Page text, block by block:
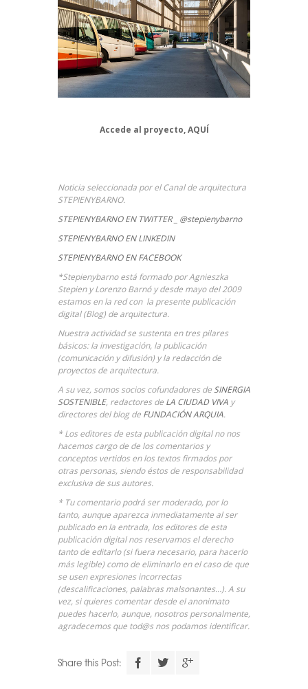
Accede al proyecto,AQUÍ
Noticia seleccionada por el Canal de arquitectura
STEPIENYBARNO.
STEPIENYBARNO EN TWITTER _ @stepienybarno
STEPIENYBARNO EN LINKEDIN
STEPIENYBARNO EN FACEBOOK
*Stepienybarno está formado por Agnieszka
Stepien y Lorenzo Barnó y desde mayo del 2009
estamos en la red con la presente publicación
digital (Blog) de arquitectura.
Nuestra actividad se sustenta en tres pilares
básicos: la investigación, la publicación
(comunicación y difusión) y la redacción de
proyectos de arquitectura.
A su vez, somos socios cofundadores deSINERGIA
SOSTENIBLE, redactores de LA CIUDAD VIVA y
directores del blog de FUNDACIÓN ARQUIA.
* Los editores de esta publicación digital no nos
hacemos cargo de de los comentarios y
conceptos vertidos en los textos firmados por
otras personas, siendo éstos de responsabilidad
exclusiva de sus autores.
* Tu comentario podrá ser moderado, por lo
tanto, aunque aparezca inmediatamente al ser
publicado en la entrada, los editores de esta
publicación digital nos reservamos el derecho
tanto de editarlo (si fuera necesario, para hacerlo
más legible) como de eliminarlo en el caso de que
se usen expresiones incorrectas
(descalificaciones, palabras malsonantes…). A su
vez, si quieres comentar desde el anonimato
puedes hacerlo, aunque, nosotros personalmente,
agradecemos que tod@s nos podamos identificar.
Descarga el
Share this Post: